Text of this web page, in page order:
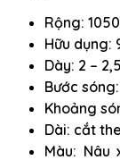
Rộng:
Hữu dụng:
Dày: 2 –
Bước
Khoảng
Dài: cắt
Màu: Nâu